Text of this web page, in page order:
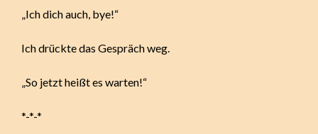
„Ich dich auch, bye!“
Ich drückte das Gespräch weg.
„So jetzt heißt es warten!“
*-*-*